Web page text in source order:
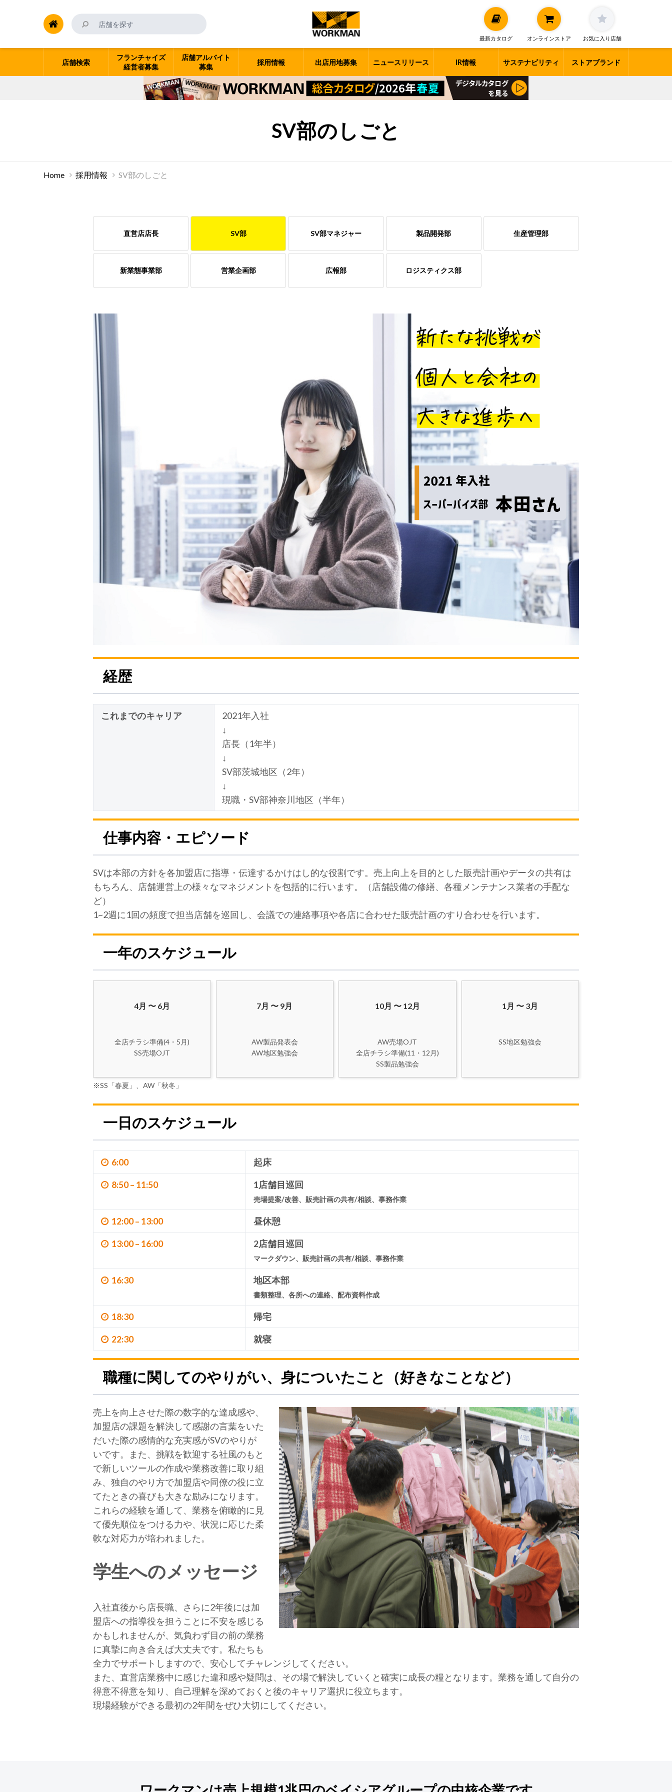
最新カタログ オンラインストア お気に入り店舗
フランチャイズ
経営者募集
店舗検索
店舗アルバイト
募集
採用情報 出店用地募集 ニュースリリース IR情報 サステナビリティ ストアブランド
SV部のしごと
Home 採用情報 SV部のしごと
直営店店長 SV部 SV部マネジャー 製品開発部 生産管理部
新業態事業部 営業企画部 広報部 ロジスティクス部
経歴
これまでのキャリア
2021年入社
↓
店長（1年半）
↓
SV部茨城地区（2年）
↓
現職・SV部神奈川地区（半年）
仕事内容・エピソード
SVは本部の方針を各加盟店に指導・伝達するかけはし的な役割です。売上向上を目的とした販売計画やデータの共有は
もちろん、店舗運営上の様々なマネジメントを包括的に行います。（店舗設備の修繕、各種メンテナンス業者の手配な
ど）
1~2週に1回の頻度で担当店舗を巡回し、会議での連絡事項や各店に合わせた販売計画のすり合わせを行います。
一年のスケジュール
4月 〜 6月
全店チラシ準備(4・5月)
7月 〜 9月
AW製品発表会
10月 〜 12月
AW売場OJT
全店チラシ準備(11・12月)
1月 〜 3月
※SS「春夏」、AW「秋冬」
一日のスケジュール
6:00 起床
8:50 – 11:50 1店舗目巡回
売場提案/改善、販売計画の共有/相談、事務作業
12:00 – 13:00 昼休憩
13:00 – 16:00 2店舗目巡回
マークダウン、販売計画の共有/相談、事務作業
16:30 地区本部
書類整理、各所への連絡、配布資料作成
18:30 帰宅
22:30 就寝
職種に関してのやりがい、身についたこと（好きなことなど）
売上を向上させた際の数字的な達成感や、
加盟店の課題を解決して感謝の言葉をいた
だいた際の感情的な充実感がSVのやりが
いです。また、挑戦を歓迎する社風のもと
で新しいツールの作成や業務改善に取り組
み、独自のやり方で加盟店や同僚の役に立
てたときの喜びも大きな励みになります。
これらの経験を通して、業務を俯瞰的に見
て優先順位をつける力や、状況に応じた柔
軟な対応力が培われました。
学生へのメッセージ
入社直後から店長職、さらに2年後には加
盟店への指導役を担うことに不安を感じる
かもしれませんが、気負わず目の前の業務
に真摯に向き合えば大丈夫です。私たちも
全力でサポートしますので、安心してチャレンジしてください。
また、直営店業務中に感じた違和感や疑問は、その場で解決していくと確実に成長の糧となります。業務を通して自分の
得意不得意を知り、自己理解を深めておくと後のキャリア選択に役立ちます。
現場経験ができる最初の2年間をぜひ大切にしてください。